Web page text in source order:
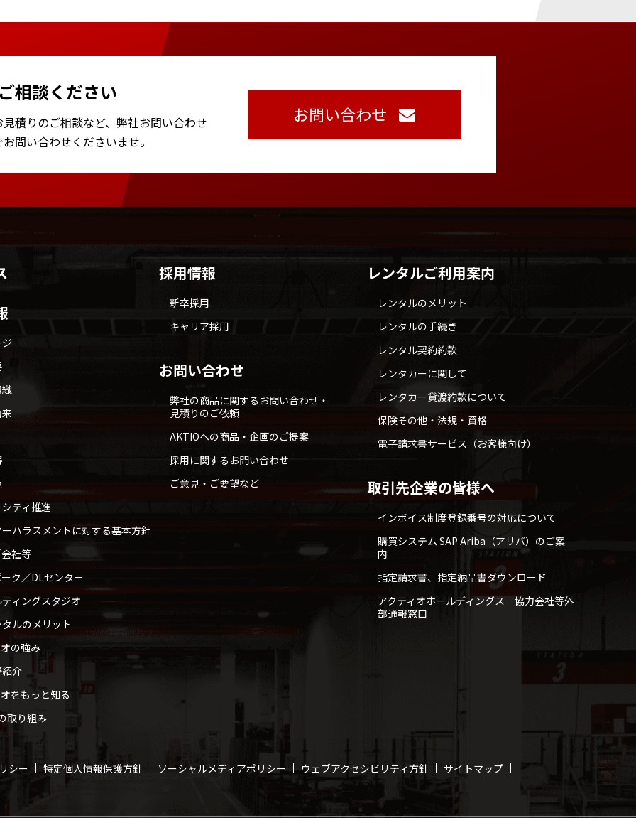
相談ください
積りのご相談など、 弊社お問い合わせ
お問い合わせくださいませ。
お問い合わせ
ティ推進
ハラスメントに対する基本方針
社等
ク／DLセンター
ィングスタジオ
ルのメリット
の強み
介
をもっと知る
取り組み
採用情報
新卒採用
キャリア採用
お問い合わせ
弊社の商品に関するお問い合わせ・
見積りのご依頼
AKTIOへの商品・企画のご提案
採用に関するお問い合わせ
ご意見・ご要望など
レンタルご利用案内
レンタルのメリット
レンタルの手続き
レンタル契約約款
レンタカーに関して
レンタカー貸渡約款について
保険その他・法規・資格
電子請求書サービス（お客様向け）
取引先企業の皆様へ
インボイス制度登録番号の対応について
購買システム SAP Ariba（アリバ）のご案
内
指定請求書、指定納品書ダウンロード
アクティオホールディングス 協力会社等外
部通報窓口
シー 特定個人情報保護方針 ソーシャルメディアポリシー ウェブアクセシビリティ方針 サイトマップ